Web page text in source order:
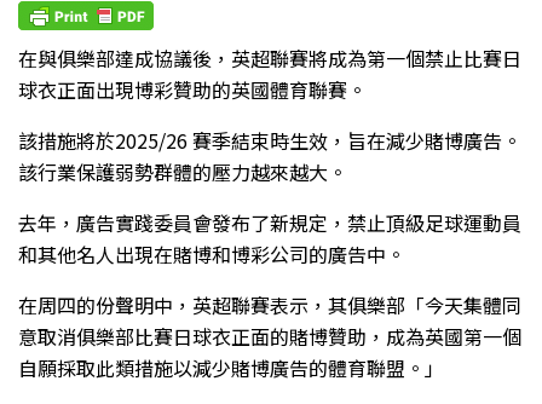
在與俱樂部達成協議後，英超聯賽將成為第一個禁止比賽日
球衣正面出現博彩贊助的英國體育聯賽。
該措施將於2025/26 賽季結束時生效，旨在減少賭博廣告。
該行業保護弱勢群體的壓力越來越大。
去年，廣告實踐委員會發布了新規定，禁止頂級足球運動員
和其他名人出現在賭博和博彩公司的廣告中。
在周四的份聲明中，英超聯賽表示，其俱樂部「今天集體同
意取消俱樂部比賽日球衣正面的賭博贊助，成為英國第一個
自願採取此類措施以減少賭博廣告的體育聯盟。」